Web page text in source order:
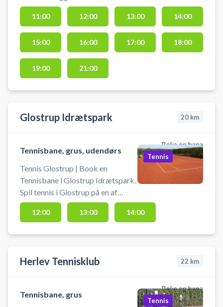
Tennisbane er en del af anlægget,
hvor Gladsaxe Tennis og Padel
Klub holder til. Du skal selv
medbringe bolde og ketcher.
VIGTIG: Husk rigtig fodtøj.
Fodtøj med mønster er total ikke
tilla
11:00 12:00 13:00 14:00
15:00 16:00 17:00 18:00
19:00 21:00
Glostrup Idrætspark 20 km
Boka en bana
Tennisbane, grus, udendørs
Tennis Glostrup | Book en
Tennisbane i Glostrup Idrætspark.
Spil tennis i Glostrup på en af
grusbanerne hos Glostrup
Idrætspark. Du skal selv
Tennis
12:00 13:00 14:00
Herlev Tennisklub 22 km
Boka en bana
Tennisbane, grus
Tennis